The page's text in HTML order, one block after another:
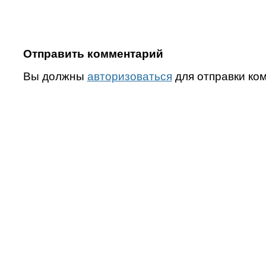
Отправить комментарий
Вы должны авторизоваться для отправки